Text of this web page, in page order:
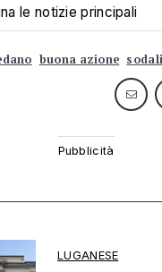
le notizie principali
buona azione
LUGANESE